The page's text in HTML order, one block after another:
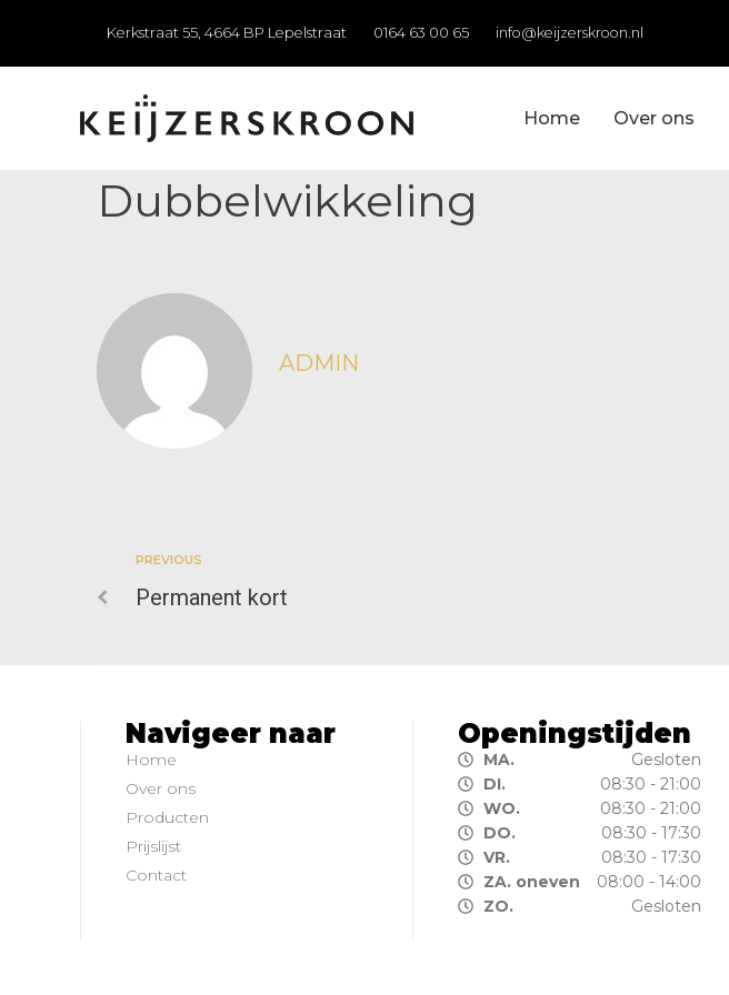
Kerkstraat 55, 4664 BP Lepelstraat 0164 63 00 65 info@keijzerskroon.nl
Home Over ons
Dubbelwikkeling
ADMIN
PREVIOUS
Permanent kort
Navigeer naar
Home
Over ons
Producten
Prijslijst
Contact
Openingstijden
MA.
Gesloten
DI.
08:30 - 21:00
WO.
08:30 - 21:00
DO.
08:30 - 17:30
VR.
08:30 - 17:30
ZA. oneven
08:00 - 14:00
ZO.
Gesloten